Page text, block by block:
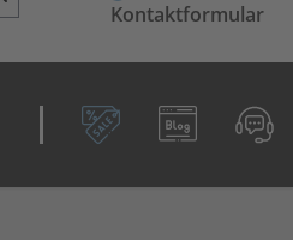
Kontaktformular